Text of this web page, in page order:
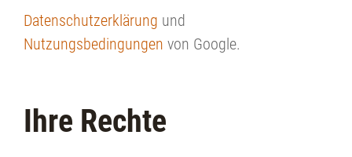
Datenschutzerklärung und
Nutzungsbedingungen von Google.
Ihre Rechte